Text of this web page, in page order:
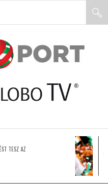
TESZ AZ